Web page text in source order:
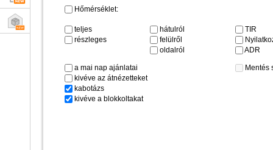
Hőmérséklet:
teljes
részleges
hátulról
felülről
oldalról
TIR
ADR
a mai nap ajánlatai
kivéve az átnézetteket
kabotázs
kivéve a blokkoltakat
Mentés